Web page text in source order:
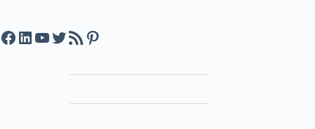
Facebook
LinkedIn
YouTube
Twitter
Feed RSSPinterest